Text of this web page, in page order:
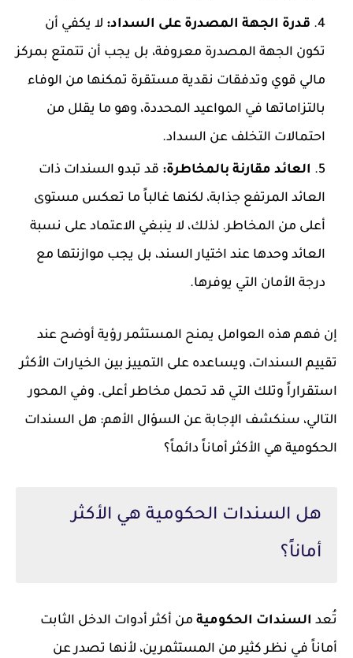
قدرة الجهة المصدرة على السداد: لا يكفي أن
تكون الجهة المصدرة معروفة، بل يجب أن تتمتع بمركز
مالي قوي وتدفقات نقدية مستقرة تمكنها من الوفاء
بالتزاماتها في المواعيد المحددة، وهو ما يقلل من
احتمالات التخلف عن السداد.
العائد مقارنة بالمخاطرة: قد تبدو السندات ذات
العائد المرتفع جذابة، لكنها غالباً ما تعكس مستوى
أعلى من المخاطر. لذلك، لا ينبغي الاعتماد على نسبة
العائد وحدها عند اختيار السند، بل يجب موازنتها مع
درجة الأمان التي يوفرها.
إن فهم هذه العوامل يمنح المستثمر رؤية أوضح عند
تقييم السندات، ويساعده على التمييز بين الخيارات الأكثر
استقراراً وتلك التي قد تحمل مخاطر أعلى. وفي المحور
التالي، سنكشف الإجابة عن السؤال الأهم: هل السندات
الحكومية هي الأكثر أماناً دائماً؟
هل السندات الحكومية هي الأكثر
أماناً؟
تُعد السندات الحكومية من أكثر أدوات الدخل الثابت
أماناً في نظر كثير من المستثمرين، لأنها تصدر عن